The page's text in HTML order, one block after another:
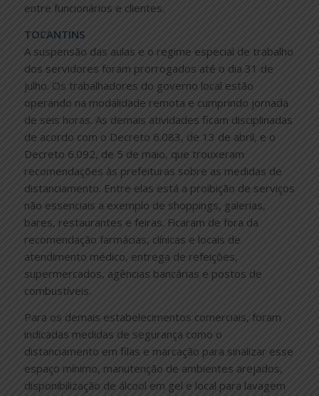
entre funcionários e clientes.
TOCANTINS
A suspensão das aulas e o regime especial de trabalho
dos servidores foram prorrogados até o dia 31 de
julho. Os trabalhadores do governo local estão
operando na modalidade remota e cumprindo jornada
de seis horas. As demais atividades ficam disciplinadas
de acordo com o Decreto 6.083, de 13 de abril, e o
Decreto 6.092, de 5 de maio, que trouxeram
recomendações às prefeituras sobre as medidas de
distanciamento. Entre elas está a proibição de serviços
não essenciais a exemplo de shoppings, galerias,
bares, restaurantes e feiras. Ficaram de fora da
recomendação farmácias, clínicas e locais de
atendimento médico, entrega de refeições,
supermercados, agências bancárias e postos de
combustíveis.
Para os demais estabelecimentos comerciais, foram
indicadas medidas de segurança como o
distanciamento em filas e marcação para sinalizar esse
espaço mínimo, manutenção de ambientes arejados,
disponibilização de álcool em gel e local para lavagem